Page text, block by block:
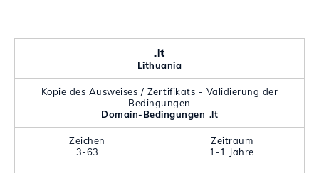
.lt
Lithuania
Kopie des Ausweises / Zertifikats - Validierung der
Bedingungen
Domain-Bedingungen .lt
Zeichen
3-63
Zeitraum
1-1 Jahre